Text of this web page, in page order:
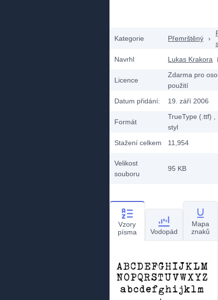
Kategorie Přemrštěný ›
Navrhl
Lukas Krakora
Licence
Zdarma pro
použití
Datum přidání:
19. září 2006
Formát
TrueType (.ttf)
styl
Stažení celkem
11,954
Velikost
souboru
95 KB
Vzory
písma
Vodopád
Mapa
znaků